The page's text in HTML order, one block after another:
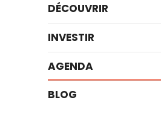
DÉCOUVRIR
INVESTIR
AGENDA
BLOG